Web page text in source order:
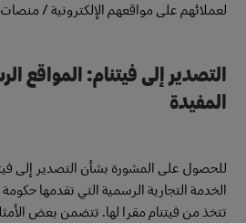
لعملائهم على مواقعهم الإلكترونية /
التصدير إلى فيتنام: المواقع
المفيدة
للحصول على المشورة بشأن التصدير إلى
الخدمة التجارية الرسمية التي تقدمها
تتخذ من فيتنام مقرا لها. تتضمن بعض